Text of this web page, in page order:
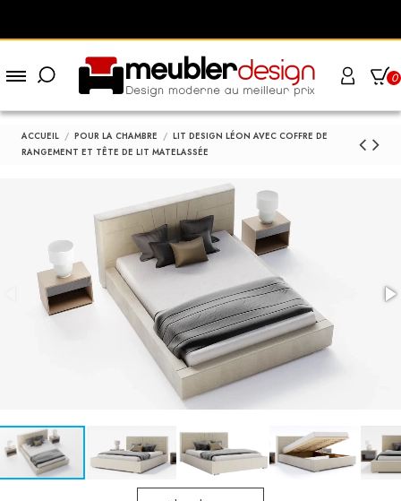
0
ACCUEIL POUR LA CHAMBRE
LIT DESIGN LÉON AVEC COFFRE DE
RANGEMENT ET TÊTE DE LIT MATELASSÉE